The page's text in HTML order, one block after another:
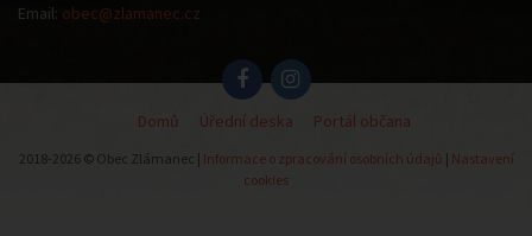
Email: obec@zlamanec.cz
Domů Úřední deska Portál občana
2018-2026 © Obec Zlámanec | Informace o zpracování osobních údajů | Nastavení
cookies